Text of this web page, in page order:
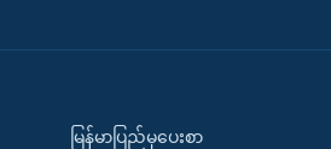
မြန်မာပြည်မှပေးစာ